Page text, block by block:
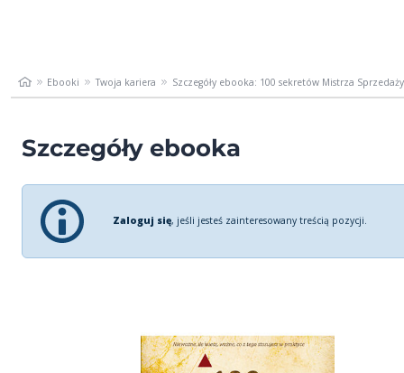
Ebooki Twoja kariera Szczegóły ebooka: 100 sekretów Mistrza Sprzedaży
Szczegóły ebooka
Zaloguj się, jeśli jesteś zainteresowany treścią pozycji.